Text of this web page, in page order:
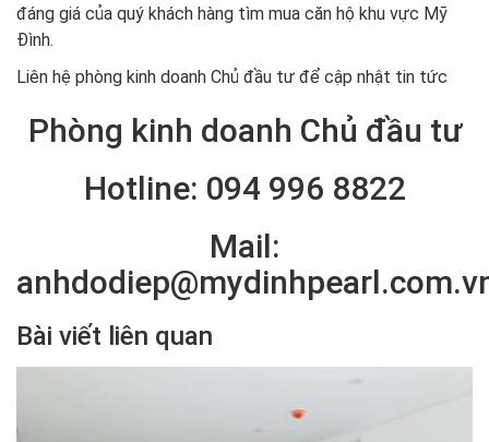
đáng giá của quý khách hàng tìm mua căn hộ khu vực Mỹ
Đình.
Liên hệ phòng kinh doanh Chủ đầu tư để cập nhật tin tức
Phòng kinh doanh Chủ đầu tư
Hotline: 094 996 8822
Mail:
Bài viết liên quan